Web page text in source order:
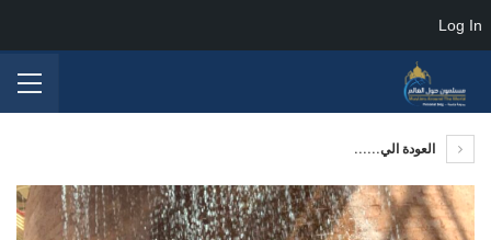
العودة الي......
Log In